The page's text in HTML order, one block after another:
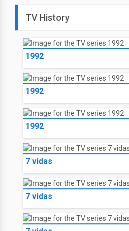
TV History
1992
1992
1992
7 vidas
7 vidas